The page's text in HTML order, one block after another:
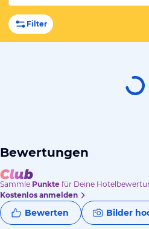
Filter
Bewertungen
Sammle Punkte für Deine
Kostenlos anmelden
Bewerten Bilder